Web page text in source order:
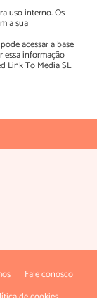
uso interno. Os
a sua
acessar a base
essa informação
Link To Media SL
Fale conosco